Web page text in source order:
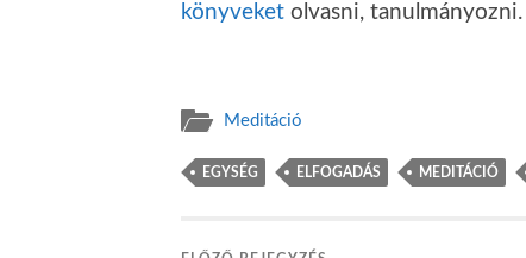
könyveket olvasni, tanulmányozni.
Meditáció
EGYSÉG ELFOGADÁS MEDITÁCIÓ